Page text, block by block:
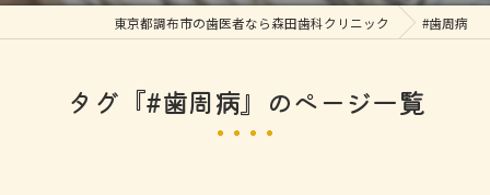
東京都調布市の歯医者なら森田歯科クリニック #歯周病
タグ『#歯周病』のページ一覧